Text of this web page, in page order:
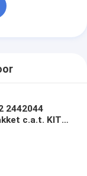
2442044
c.a.t. KIT